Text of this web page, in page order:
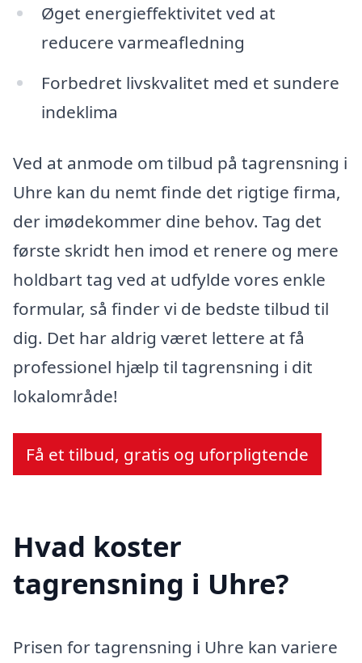
Øget energieffektivitet ved at
reducere varmeafledning
Forbedret livskvalitet med et sundere
indeklima
Ved at anmode om tilbud på tagrensning i
Uhre kan du nemt finde det rigtige firma,
der imødekommer dine behov. Tag det
første skridt hen imod et renere og mere
holdbart tag ved at udfylde vores enkle
formular, så finder vi de bedste tilbud til
dig. Det har aldrig været lettere at få
professionel hjælp til tagrensning i dit
lokalområde!
Få et tilbud, gratis og uforpligtende
Hvad koster
tagrensning i Uhre?
Prisen for tagrensning i Uhre kan variere